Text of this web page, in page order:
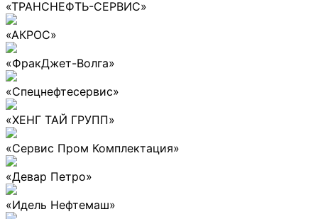
«ТРАНСНЕФТЬ-СЕРВИС»
«АКРОС»
«ФракДжет-Волга»
«Спецнефтесервис»
«ХЕНГ ТАЙ ГРУПП»
«Сервис Пром Комплектация»
«Девар Петро»
«Идель Нефтемаш»